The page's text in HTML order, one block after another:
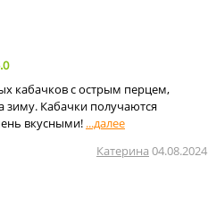
кабачков с острым перцем,
Кабачки получаются
вкусными!
Катерина 04.08.2024